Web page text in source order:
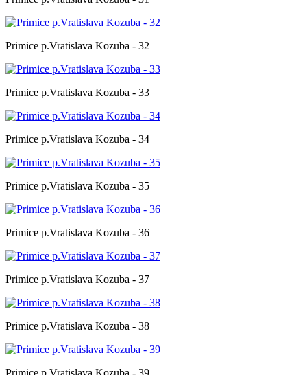
Primice p.Vratislava Kozuba - 32
Primice p.Vratislava Kozuba - 33
Primice p.Vratislava Kozuba - 34
Primice p.Vratislava Kozuba - 35
Primice p.Vratislava Kozuba - 36
Primice p.Vratislava Kozuba - 37
Primice p.Vratislava Kozuba - 38
Primice p.Vratislava Kozuba - 39